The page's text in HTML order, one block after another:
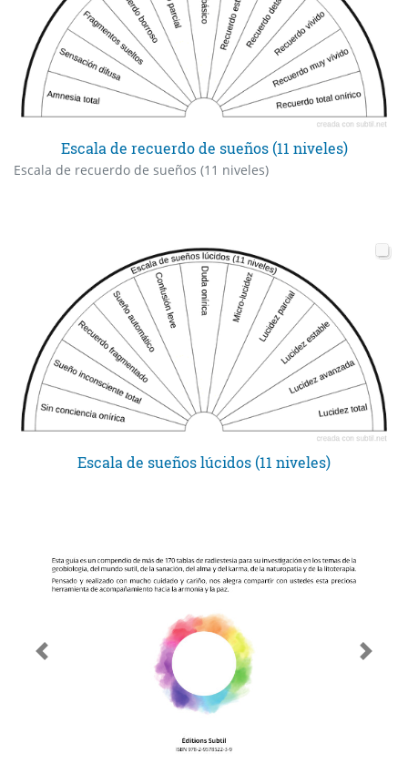
Escala de recuerdo de sueños (11 niveles)
Escala de recuerdo de sueños (11 niveles)
Escala de sueños lúcidos (11 niveles)